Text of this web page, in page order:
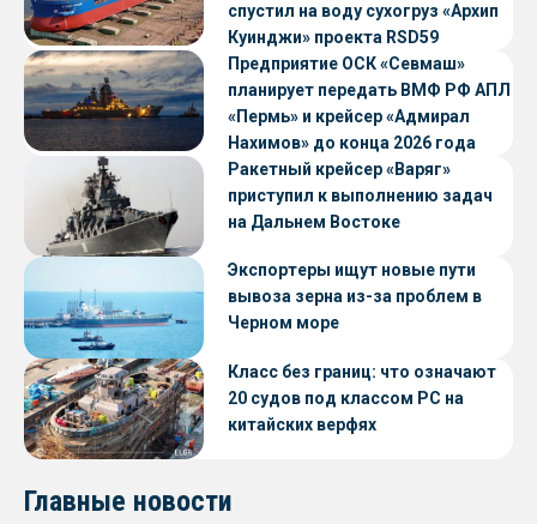
спустил на воду сухогруз «Архип
Куинджи» проекта RSD59
Предприятие ОСК «Севмаш»
планирует передать ВМФ РФ АПЛ
«Пермь» и крейсер «Адмирал
Нахимов» до конца 2026 года
Ракетный крейсер «Варяг»
приступил к выполнению задач
на Дальнем Востоке
Экспортеры ищут новые пути
вывоза зерна из-за проблем в
Черном море
Класс без границ: что означают
20 судов под классом РС на
китайских верфях
Главные новости